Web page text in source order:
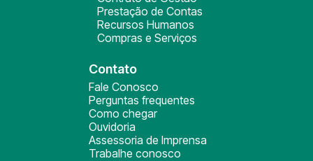
Prestação de Contas
Recursos Humanos
Compras e Serviços
Contato
Fale Conosco
Perguntas frequentes
Como chegar
Ouvidoria
Assessoria de Imprensa
Trabalhe conosco